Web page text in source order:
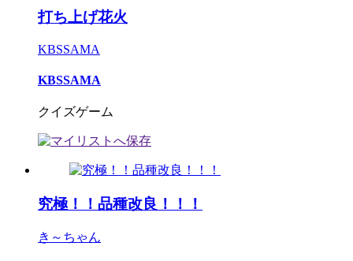
打ち上げ花火
KBSSAMA
KBSSAMA
クイズゲーム
究極！！品種改良！！！
き～ちゃん